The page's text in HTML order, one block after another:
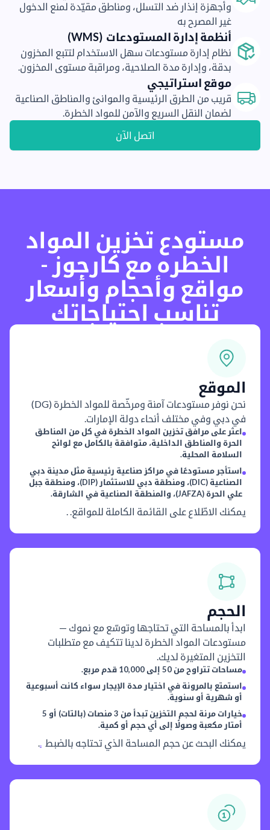
وأجهزة إنذار ضد التسلل، ومناطق مقيّدة لمنع الدخول
غير المصرح به
أنظمة إدارة المستودعات (WMS)
نظام إدارة مستودعات سهل الاستخدام لتتبع المخزون
بدقة، وإدارة مدة الصلاحية، ومراقبة مستوى المخزون.
موقع استراتيجي
قريب من الطرق الرئيسية والموانئ والمناطق الصناعية
لضمان النقل السريع والآمن للمواد الخطرة.
اتصل الآن
مستودع تخزين المواد
الخطره مع كارجوز -
مواقع وأحجام وأسعار
تناسب احتياجاتك
الموقع
نحن نوفر مستودعات آمنة ومرخّصة للمواد الخطرة (DG)
في دبي وفي مختلف أنحاء دولة الإمارات.
اعثر على مرافق تخزين المواد الخطرة في كل من المناطق
الحرة والمناطق الداخلية، متوافقة بالكامل مع لوائح
السلامة المحلية.
استأجر مستودعًا في مراكز صناعية رئيسية مثل مدينة دبي
الصناعية (DIC)، ومنطقة دبي للاستثمار (DIP)، ومنطقة جبل
علي الحرة (JAFZA)، والمنطقة الصناعية في الشارقة.
يمكنك الاطّلاع على القائمة الكاملة للمواقع..
الحجم
ابدأ بالمساحة التي تحتاجها وتوسّع مع نموك —
مستودعات المواد الخطرة لدينا تتكيف مع متطلبات
التخزين المتغيرة لديك.
مساحات تتراوح من 50 إلى 10,000 قدم مربع.
استمتع بالمرونة في اختيار مدة الإيجار سواء كانت أسبوعية
أو شهرية أو سنوية.
خيارات مرنة لحجم التخزين تبدأ من 3 منصات (بالتات) أو 5
أمتار مكعبة وصولًا إلى أي حجم أو كمية.
يمكنك البحث عن حجم المساحة الذي تحتاجه بالضبط .
.